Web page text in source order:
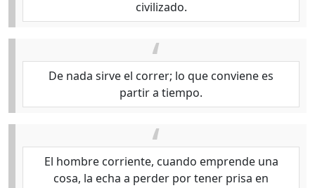
civilizado.
De nada sirve el correr; lo que conviene es
partir a tiempo.
El hombre corriente, cuando emprende una
cosa, la echa a perder por tener prisa en